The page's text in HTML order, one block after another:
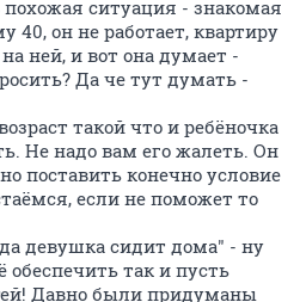
ситуация - знакомая
40, он не работает, квартиру
ней, и вот она думает -
Да че тут думать -
такой что и ребёночка
Не надо вам его жалеть. Он
поставить конечно условие
если не поможет то
девушка сидит дома" - ну
так и пусть
Давно были придуманы